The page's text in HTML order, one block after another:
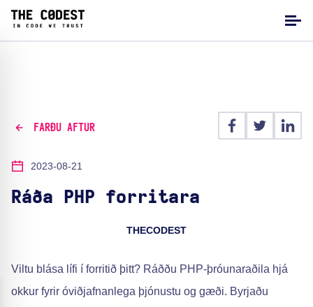
FARÐU AFTUR
2023-08-21
Ráða PHP forritara
THECODEST
Viltu blása lífi í forritið þitt? Ráððu PHP-þróunaraðila hjá
okkur fyrir óviðjafnanlega þjónustu og gæði. Byrjaðu